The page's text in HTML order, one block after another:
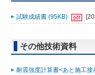
試験成績書 (95KB)
その他技術資料
耐震強度計算書<あと施工